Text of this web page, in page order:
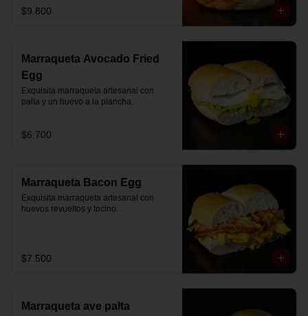
partir el día en modo desayuno buffet.
$9.800
Marraqueta Avocado Fried
Egg
Exquisita marraqueta artesanal con
palta y un huevo a la plancha.
$6.700
Marraqueta Bacon Egg
Exquisita marraqueta artesanal con
huevos revueltos y tocino.
$7.500
Marraqueta ave palta